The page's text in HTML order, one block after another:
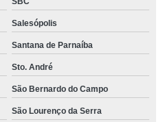
Salesópolis
Santana de Parnaíba
Sto. André
São Bernardo do Campo
São Lourenço da Serra